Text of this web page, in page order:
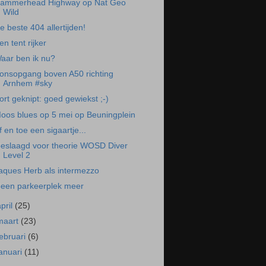
Highway op Nat Geo
Wild
beste 404 allertijden!
tent rijker
ben ik nu?
boven A50 richting
Arnhem #sky
geknipt: goed gewiekst ;-)
blues op 5 mei op Beuningplein
en toe een sigaartje...
voor theorie WOSD Diver
Level 2
Herb als intermezzo
parkeerplek meer
(25)
(23)
(6)
(11)